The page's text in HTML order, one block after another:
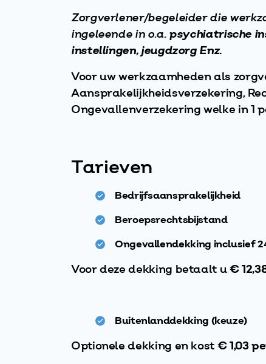
Zorgverlener/begeleider die
ingeleende in o.a. psychiatrische
instellingen, jeugdzorg Enz.
Voor uw werkzaamheden als
Aansprakelijkheidsverzekering,
Ongevallenverzekering welke in 1
Tarieven
Bedrijfsaansprakelijkheid
Beroepsrechtsbijstand
Ongevallendekking inclusief
Voor deze dekking betaalt u€
Buitenlanddekking (keuze)
Optionele dekking en kost € 1,03